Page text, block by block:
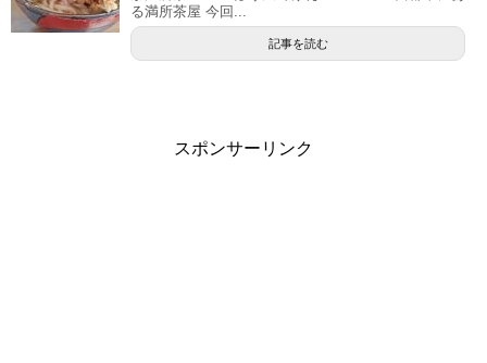
る満所茶屋 今回...
記事を読む
スポンサーリンク